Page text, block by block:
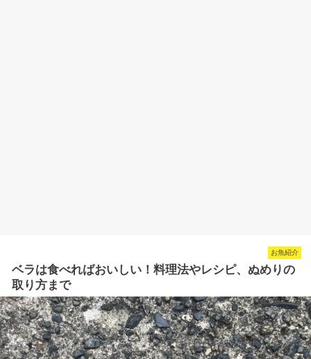
お魚紹介
ベラは食べればおいしい！料理法やレシピ、ぬめりの
取り方まで